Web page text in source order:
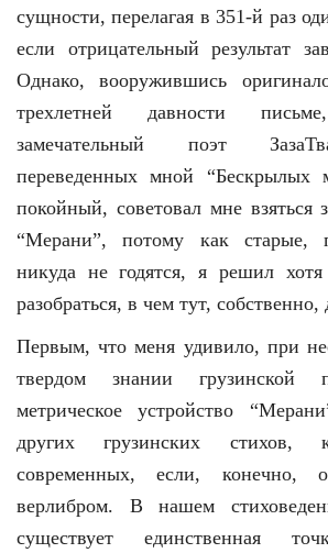
сущности, перелагая в 351-й раз
если отрицательный результат
Однако, вооружившись
трехлетней давности
замечательный поэт
переведенных мной
покойный, советовал мне взяться
“Мерани”, потому как
никуда не годятся, я решил
разобраться, в чем тут, собственно,
Первым, что меня удивило, при
твердом знании грузинской
метрическое устройство
других грузинских стихов,
современных, если,
верлибром. В нашем
существует единственная